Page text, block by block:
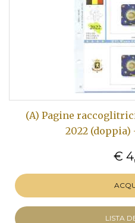
(A) Pagine
2022 (doppia)
€
LISTA